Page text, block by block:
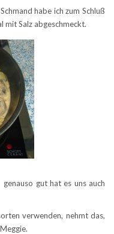
habe ich zum Schluß
mit Salz abgeschmeckt.
gut hat es uns auch
verwenden, nehmt das,